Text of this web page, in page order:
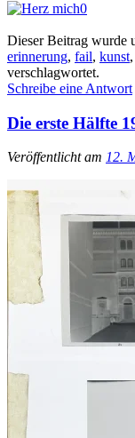
0
Dieser Beitrag wurde
erinnerung, fail, kunst,
verschlagwortet.
Schreibe eine Antwort
Die erste Hälfte
Veröffentlicht am 12.